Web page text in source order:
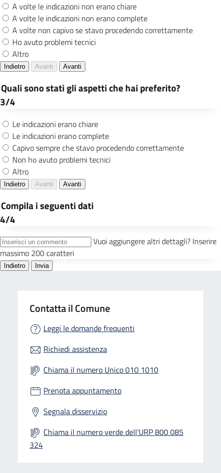
Contatta il Comune
Leggi le domande frequenti
Richiedi assistenza
Chiama il numero Unico 010 1010
Prenota appuntamento
Segnala disservizio
Chiama il numero verde dell'URP 800 085
324